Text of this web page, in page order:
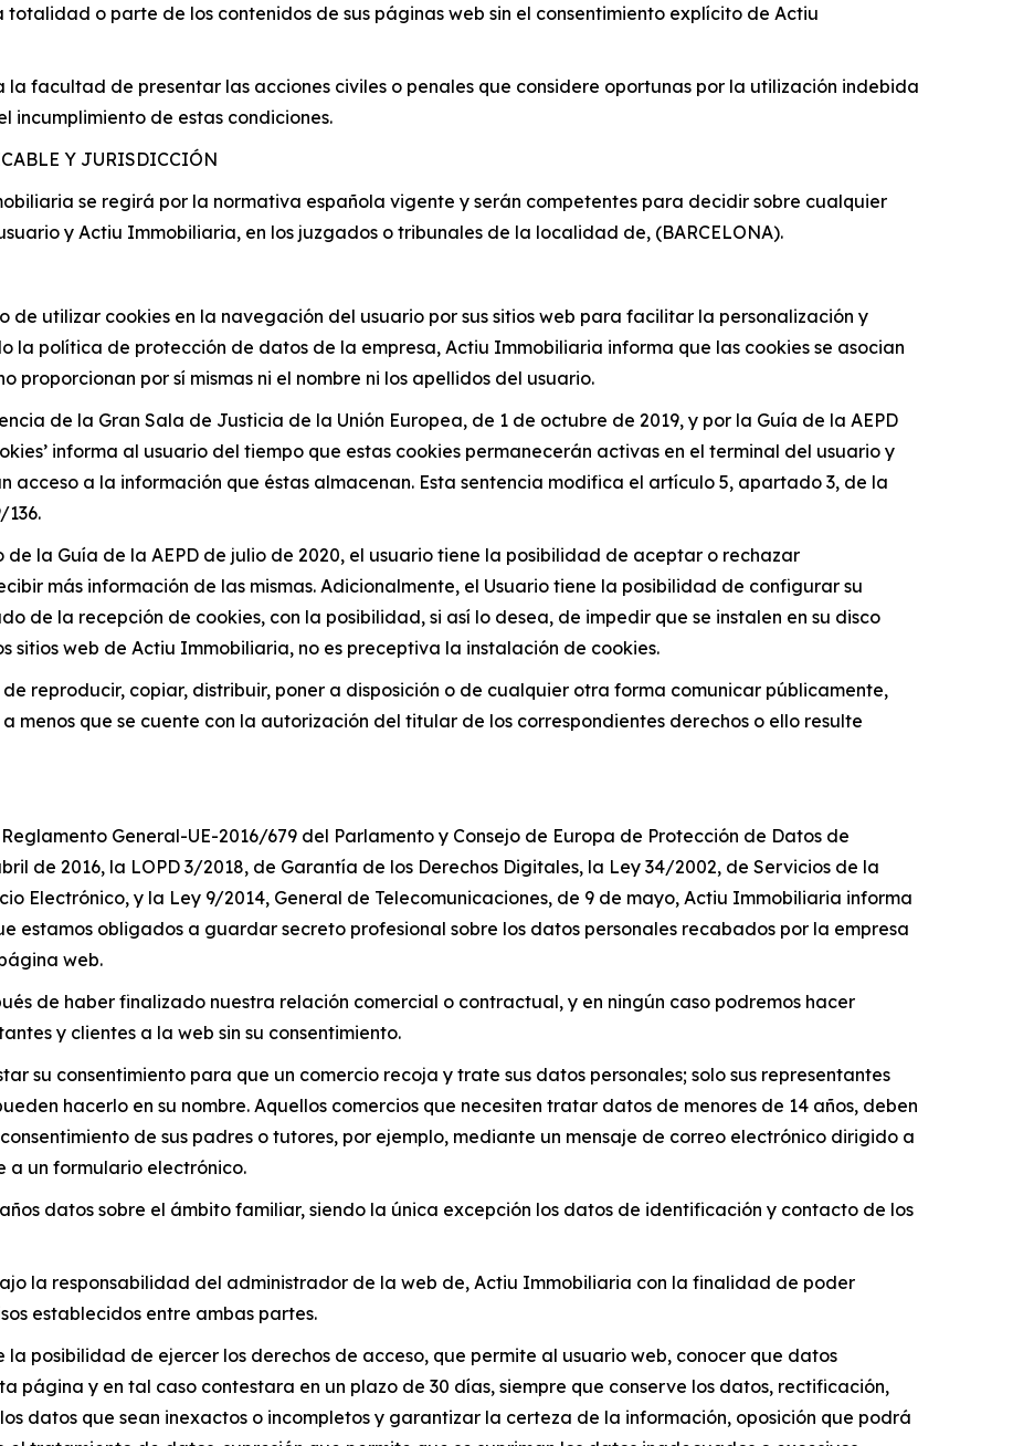
o parte de los contenidos de sus páginas web sin el consentimiento explícito de Actiu
la facultad de presentar las acciones civiles o penales que considere oportunas por la utilización indebida
incumplimiento de estas condiciones.
Y JURISDICCIÓN
se regirá por la normativa española vigente y serán competentes para decidir sobre cualquier
y Actiu Immobiliaria, en los juzgados o tribunales de la localidad de, (BARCELONA).
de utilizar cookies en la navegación del usuario por sus sitios web para facilitar la personalización y
la política de protección de datos de la empresa, Actiu Immobiliaria informa que las cookies se asocian
proporcionan por sí mismas ni el nombre ni los apellidos del usuario.
de la Gran Sala de Justicia de la Unión Europea, de 1 de octubre de 2019, y por la Guía de la AEPD
informa al usuario del tiempo que estas cookies permanecerán activas en el terminal del usuario y
acceso a la información que éstas almacenan. Esta sentencia modifica el artículo 5, apartado 3, de la
la Guía de la AEPD de julio de 2020, el usuario tiene la posibilidad de aceptar o rechazar
más información de las mismas. Adicionalmente, el Usuario tiene la posibilidad de configurar su
de la recepción de cookies, con la posibilidad, si así lo desea, de impedir que se instalen en su disco
sitios web de Actiu Immobiliaria, no es preceptiva la instalación de cookies.
reproducir, copiar, distribuir, poner a disposición o de cualquier otra forma comunicar públicamente,
menos que se cuente con la autorización del titular de los correspondientes derechos o ello resulte
General-UE-2016/679 del Parlamento y Consejo de Europa de Protección de Datos de
de 2016, la LOPD 3/2018, de Garantía de los Derechos Digitales, la Ley 34/2002, de Servicios de la
Electrónico, y la Ley 9/2014, General de Telecomunicaciones, de 9 de mayo, Actiu Immobiliaria informa
estamos obligados a guardar secreto profesional sobre los datos personales recabados por la empresa
web.
de haber finalizado nuestra relación comercial o contractual, y en ningún caso podremos hacer
y clientes a la web sin su consentimiento.
su consentimiento para que un comercio recoja y trate sus datos personales; solo sus representantes
hacerlo en su nombre. Aquellos comercios que necesiten tratar datos de menores de 14 años, deben
de sus padres o tutores, por ejemplo, mediante un mensaje de correo electrónico dirigido a
a un formulario electrónico.
datos sobre el ámbito familiar, siendo la única excepción los datos de identificación y contacto de los
la responsabilidad del administrador de la web de, Actiu Immobiliaria con la finalidad de poder
establecidos entre ambas partes.
la posibilidad de ejercer los derechos de acceso, que permite al usuario web, conocer que datos
página y en tal caso contestara en un plazo de 30 días, siempre que conserve los datos, rectificación,
datos que sean inexactos o incompletos y garantizar la certeza de la información, oposición que podrá